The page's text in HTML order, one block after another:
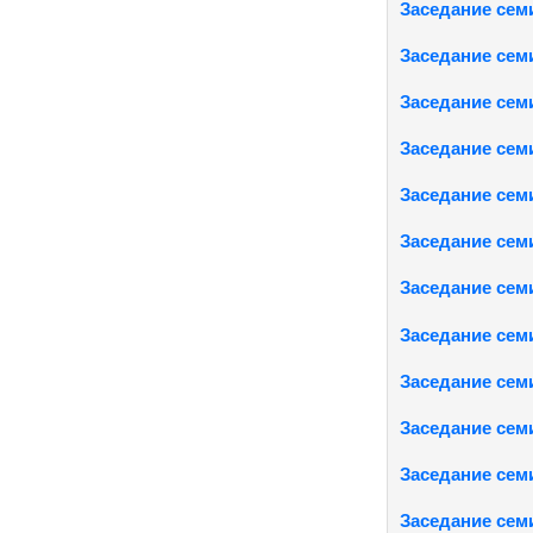
Заседание
Заседание
Заседание
Заседание
Заседание
Заседание
Заседание
Заседание
Заседание
Заседание
Заседание
Заседание